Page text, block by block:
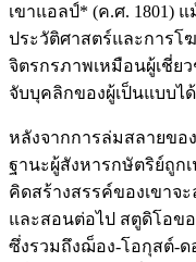
เขาแอลป์* (ค.ศ. 1801)
ประวัติศาสตร์และการโ
จิตรกรภาพเหมือนผู้เชี่ย
จับบุคลิกของผู้เป็นแบบไ
หลังจากการล่มสลายขอ
ฐานะผู้สังหารกษัตริย์ถูก
คิดสร้างสรรค์ของเขาจ
และสอนต่อไป สตูดิโอข
ซึ่งรวมถึงฌ็อง-โอกุสต์-ด